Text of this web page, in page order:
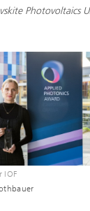
Photovoltaics
IOF